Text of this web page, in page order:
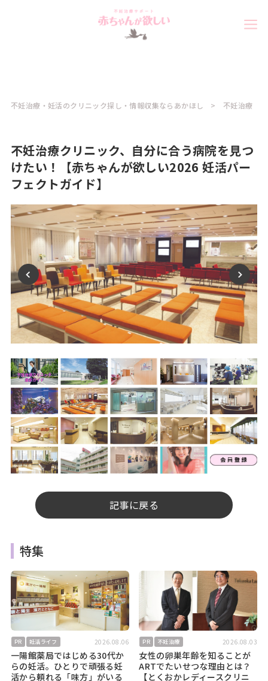
不妊治療・妊活のクリニック探し・情報収集ならあかほし 不妊治療
不妊治療クリニック、自分に合う病院を見つ
けたい！【赤ちゃんが欲しい2026 妊活パー
フェクトガイド】
記事に戻る
特集
PR 妊活ライフ 2026.08.06
一陽館薬局ではじめる30代か
らの妊活。ひとりで頑張る妊
活から頼れる「味方」がいる
PR 不妊治療 2026.08.03
女性の卵巣年齢を知ることが
ARTでたいせつな理由とは？
【とくおかレディースクリニ